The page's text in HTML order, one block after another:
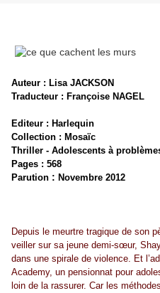
Auteur : Lisa JACKSON
Traducteur : Françoise NAGEL
Editeur : Harlequin
Collection : Mosaïc
Thriller - Adolescents à
Pages : 568
Parution : Novembre 2012
Depuis le meurtre tragique de son
veiller sur sa jeune demi-sœur,
dans une spirale de violence. Et
Academy, un pensionnat pour
loin de la rassurer. Car les